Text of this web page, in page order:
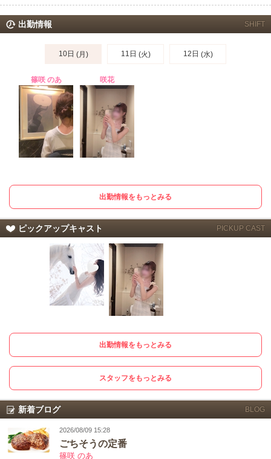
出勤情報 SHIFT
10日 (月) 11日 (火) 12日 (水)
篠咲 のあ 咲花
出勤情報をもっとみる
ピックアップキャスト PICKUP CAST
出勤情報をもっとみる
スタッフをもっとみる
新着ブログ BLOG
2026/08/09 15:28
ごちそうの定番
篠咲 のあ